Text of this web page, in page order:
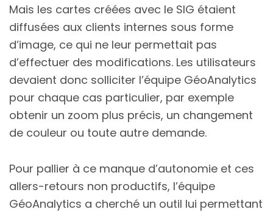
Mais les cartes créées avec le SIG étaient
diffusées aux clients internes sous forme
d’image, ce qui ne leur permettait pas
d’effectuer des modifications. Les utilisateurs
devaient donc solliciter l’équipe GéoAnalytics
pour chaque cas particulier, par exemple
obtenir un zoom plus précis, un changement
de couleur ou toute autre demande.
Pour pallier à ce manque d’autonomie et ces
allers-retours non productifs, l’équipe
GéoAnalytics a cherché un outil lui permettant